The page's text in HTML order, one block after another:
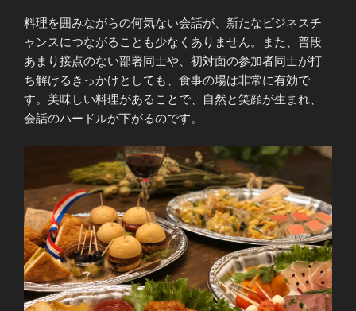
料理を囲みながらの何気ない会話が、新たなビジネスチ
ャンスにつながることも少なくありません。また、普段
あまり接点のない部署同士や、初対面の参加者同士が打
ち解けるきっかけとしても、食事の場は非常に有効で
す。美味しい料理があることで、自然と笑顔が生まれ、
会話のハードルが下がるのです。